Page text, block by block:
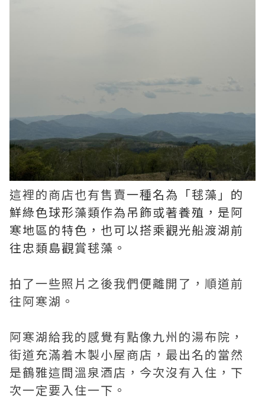
這裡的商店也有售賣一種名為「毬藻」的
鮮綠色球形藻類作為吊飾或著養殖，是阿
寒地區的特色，也可以搭乘觀光船渡湖前
往忠類島觀賞毬藻。
拍了一些照片之後我們便離開了，順道前
往阿寒湖。
阿寒湖給我的感覺有點像九州的湯布院，
街道充滿着木製小屋商店，最出名的當然
是鶴雅這間溫泉酒店，今次沒有入住，下
次一定要入住一下。